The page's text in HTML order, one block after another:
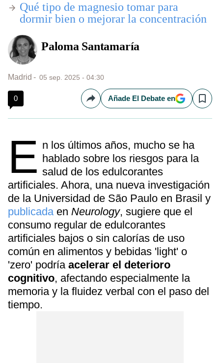
​Qué tipo de magnesio tomar para
dormir bien o mejorar la concentración
Paloma Santamaría
Madrid 05 sep. 2025 - 04:30
0 CompartirAñade El Debate en Save
E n los últimos años, mucho se ha
hablado sobre los riesgos para la
salud de los edulcorantes
artificiales. Ahora, una nueva investigación
de la Universidad de São Paulo en Brasil y
publicada en Neurology, sugiere que el
consumo regular de edulcorantes
artificiales bajos o sin calorías de uso
común en alimentos y bebidas 'light' o
'zero' podría acelerar el deterioro
cognitivo, afectando especialmente la
memoria y la fluidez verbal con el paso del
tiempo.